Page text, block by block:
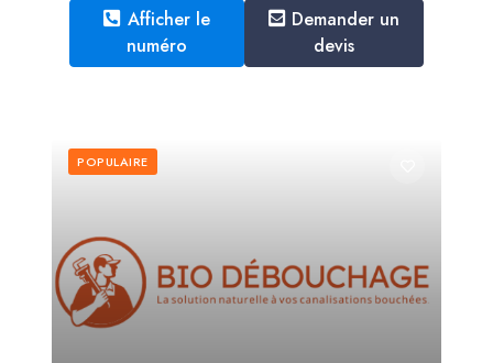
Afficher le
numéro
Demander un
devis
POPULAIRE